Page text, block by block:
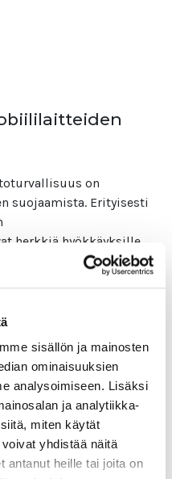
sisällön ja mainosten
ominaisuuksien
analysoimiseen. Lisäksi
ja analytiikka-
miten käytät
yhdistää näitä
antanut heille tai joita on
on
suojaamista. Erityisesti
herkkiä hyökkäyksille.
ohjelmistojen ja
Tietokoneiden ja